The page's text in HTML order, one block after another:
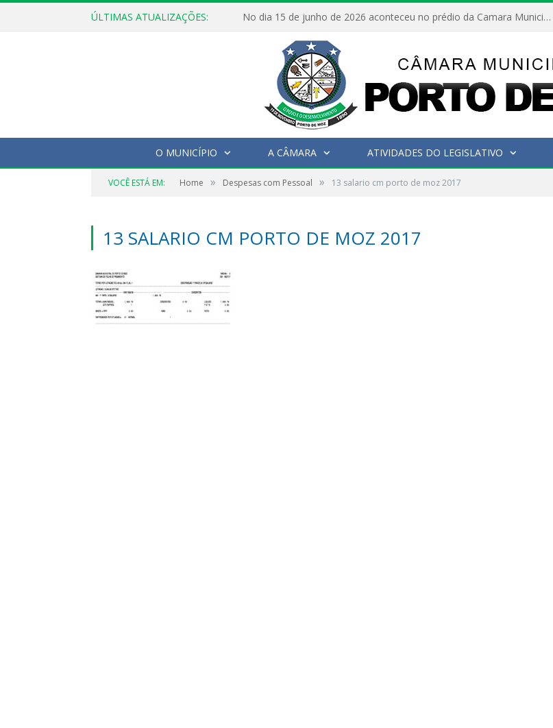
ÚLTIMAS ATUALIZAÇÕES: No dia 15 de junho de 2026 aconteceu no prédio da Camara Municipal de Porto de Moz /Pará a Sessão Ordinária
O MUNICÍPIO A CÂMARA ATIVIDADES DO LEGISLATIVO
VOCÊ ESTÁ EM: Home » Despesas com Pessoal » 13 salario cm porto de moz 2017
13 SALARIO CM PORTO DE MOZ 2017